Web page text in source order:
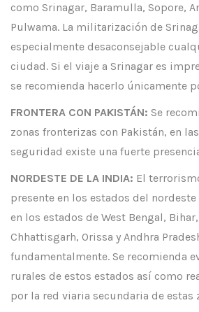
como Srinagar, Baramulla, Sopore,
Pulwama. La militarización de
especialmente desaconsejable
ciudad. Si el viaje a Srinagar es
se recomienda hacerlo únicamente
FRONTERA CON PAKISTÁN: Se
zonas fronterizas con Pakistán, en
seguridad existe una fuerte
NORDESTE DE LA INDIA: El
presente en los estados del
en los estados de West Bengal,
Chhattisgarh, Orissa y Andhra
fundamentalmente. Se recomienda
rurales de estos estados así como
por la red viaria secundaria de estas